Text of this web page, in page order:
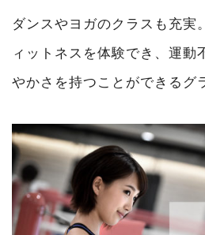
ダンスやヨガのクラスも充実
ィットネスを体験でき、運動
やかさを持つことができるグ